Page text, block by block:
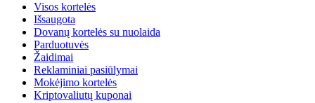
Visos kortelės
Išsaugota
Dovanų kortelės su nuolaida
Parduotuvės
Žaidimai
Reklaminiai pasiūlymai
Mokėjimo kortelės
Kriptovaliutų kuponai